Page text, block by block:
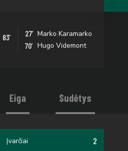
83’ 27’ Marko Karamarko
70’ Hugo Videmont
Eiga Sudėtys
Įvarčiai 2